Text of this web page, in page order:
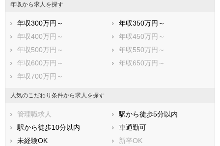
年収から求人を探す
年収300万円～
年収350万円～
年収400万円～
年収450万円～
年収500万円～
年収550万円～
年収600万円～
年収650万円～
年収700万円～
人気のこだわり条件から求人を探す
管理職求人
駅から徒歩5分以内
駅から徒歩10分以内
車通勤可
未経験OK
新卒OK